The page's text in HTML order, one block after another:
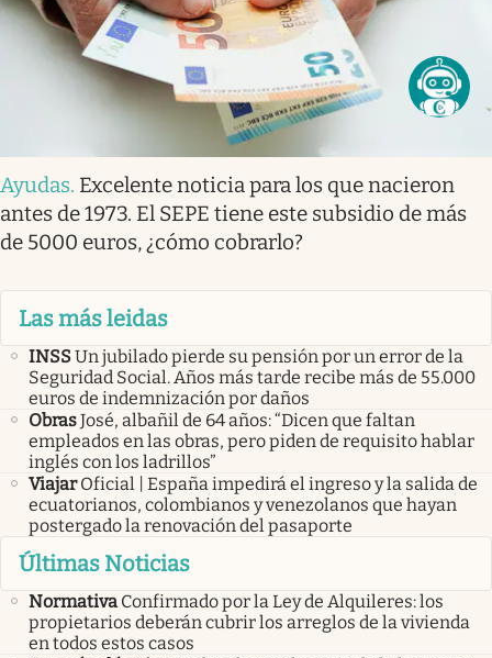
Ayudas. Excelente noticia para los que nacieron
antes de 1973. El SEPE tiene este subsidio de más
de 5000 euros, ¿cómo cobrarlo?
Las más leidas
INSSUn jubilado pierde su pensión por un error de la
Seguridad Social. Años más tarde recibe más de 55.000
euros de indemnización por daños
ObrasJosé, albañil de 64 años: “Dicen que faltan
empleados en las obras, pero piden de requisito hablar
inglés con los ladrillos”
Viajar Oficial | España impedirá el ingreso y la salida de
ecuatorianos, colombianos y venezolanos que hayan
postergado la renovación del pasaporte
Últimas Noticias
Normativa Confirmado por la Ley de Alquileres: los
propietarios deberán cubrir los arreglos de la vivienda
en todos estos casos